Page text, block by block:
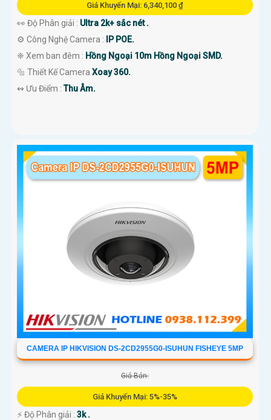
Giá Khuyến Mại: 6,340,100 ₫
👀 Độ Phân giải : Ultra 2k+ sắc nét .
⚙ Công Nghệ Camera :
IP POE.
❈ Xem ban đêm : Hồng Ngoại 10m Hồng Ngoại SMD.
🔩 Thiết Kế Camera Xoay 360.
️↭ Ưu Điểm :Thu Âm.
CAMERA IP HIKVISION DS-2CD2955G0-ISUHUN FISHEYE 5MP
Giá Bán:
Giá Khuyến Mại: 5%-35%
️⚡ Độ Phân giải : 3k .